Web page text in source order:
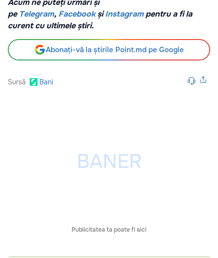
Acum ne puteți urmări și
pe Telegram, FacebookșiInstagrampentru a fi la
curent cu ultimele știri.
Abonați-vă la știrile Point.md pe Google
Sursă Bani
Publicitatea ta poate fi aici